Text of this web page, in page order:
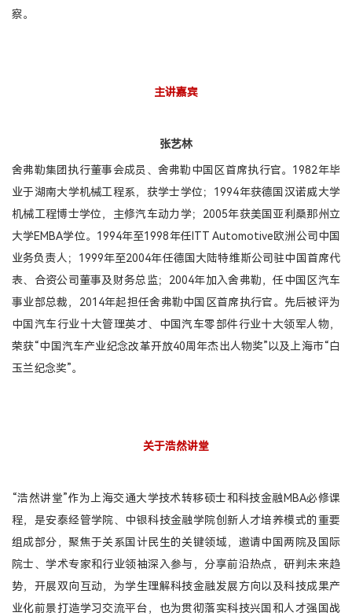
察。
主讲嘉宾
张艺林
舍弗勒集团执行董事会成员、舍弗勒中国区首席执行官。1982年毕
业于湖南大学机械工程系，获学士学位；1994年获德国汉诺威大学
机械工程博士学位，主修汽车动力学；2005年获美国亚利桑那州立
大学EMBA学位。1994年至1998年任ITT Automotive欧洲公司中国
业务负责人；1999年至2004年任德国大陆特维斯公司驻中国首席代
表、合资公司董事及财务总监；2004年加入舍弗勒，任中国区汽车
事业部总裁，2014年起担任舍弗勒中国区首席执行官。先后被评为
中国汽车行业十大管理英才、中国汽车零部件行业十大领军人物，
荣获“中国汽车产业纪念改革开放40周年杰出人物奖”以及上海市“白
玉兰纪念奖”。
关于浩然讲堂
“浩然讲堂”作为上海交通大学技术转移硕士和科技金融MBA必修课
程，是安泰经管学院、中银科技金融学院创新人才培养模式的重要
组成部分，聚焦于关系国计民生的关键领域，邀请中国两院及国际
院士、学术专家和行业领袖深入参与，分享前沿热点，研判未来趋
势，开展双向互动，为学生理解科技金融发展方向以及科技成果产
业化前景打造学习交流平台，也为贯彻落实科技兴国和人才强国战